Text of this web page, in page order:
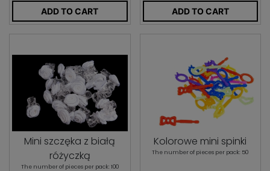
ADD TO CART ADD TO CART
Mini szczęka z białą
różyczką
The number of pieces per pack: 100
Kolorowe mini spinki
The number of pieces per pack: 50